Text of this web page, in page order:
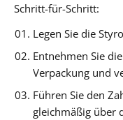
Schritt-für-Schritt:
Legen Sie die
Entnehmen Sie
Verpackung und
Führen Sie den
gleichmäßig über